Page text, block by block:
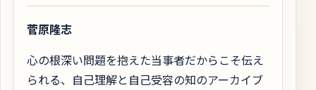
菅原隆志
心の根深い問題を抱えた当事者だからこそ伝え
られる、自己理解と自己受容の知のアーカイブ